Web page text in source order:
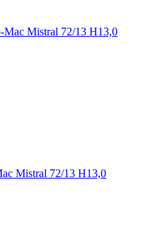
Mistral 72/13 H13,0